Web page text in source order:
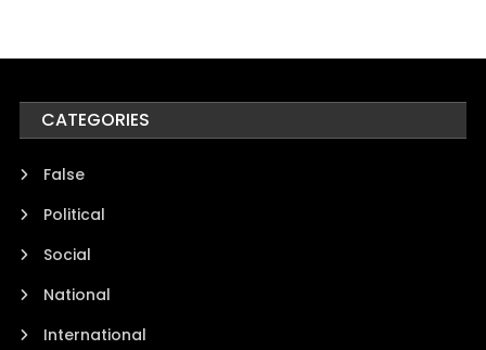
CATEGORIES
False
Political
Social
National
International